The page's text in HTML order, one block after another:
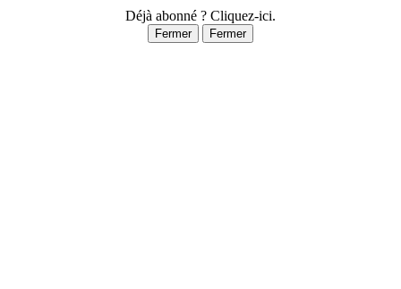
Déjà abonné ? Cliquez-ici.
Fermer Fermer